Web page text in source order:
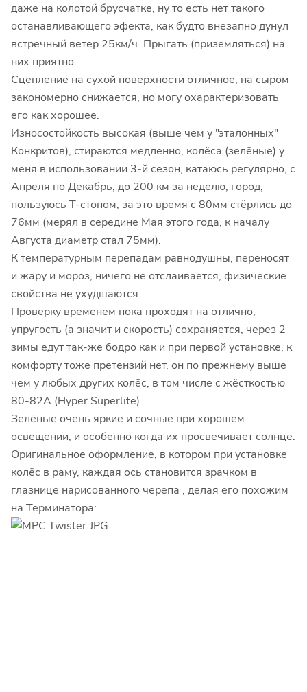
даже на колотой брусчатке, ну то есть нет такого
останавливающего эфекта, как будто внезапно дунул
встречный ветер 25км/ч. Прыгать (приземляться) на
них приятно.
Сцепление на сухой поверхности отличное, на сыром
закономерно снижается, но могу охарактеризовать
его как хорошее.
Износостойкость высокая (выше чем у "эталонных"
Конкритов), стираются медленно, колёса (зелёные) у
меня в использовании 3-й сезон, катаюсь регулярно, с
Апреля по Декабрь, до 200 км за неделю, город,
пользуюсь Т-стопом, за это время с 80мм стёрлись до
76мм (мерял в середине Мая этого года, к началу
Августа диаметр стал 75мм).
К температурным перепадам равнодушны, переносят
и жару и мороз, ничего не отслаивается, физические
свойства не ухудшаются.
Проверку временем пока проходят на отлично,
упругость (а значит и скорость) сохраняется, через 2
зимы едут так-же бодро как и при первой установке, к
комфорту тоже претензий нет, он по прежнему выше
чем у любых других колёс, в том числе с жёсткостью
80-82А (Hyper Superlite).
Зелёные очень яркие и сочные при хорошем
освещении, и особенно когда их просвечивает солнце.
Оригинальное оформление, в котором при установке
колёс в раму, каждая ось становится зрачком в
глазнице нарисованного черепа , делая его похожим
на Терминатора: